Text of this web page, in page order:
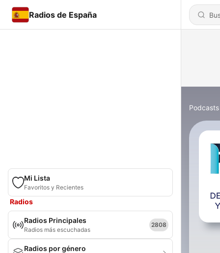
Radios de España
Mi Lista
Favoritos y Recientes
Radios
Radios Principales
Radios más escuchadas
2808
Radios por género
Podcasts